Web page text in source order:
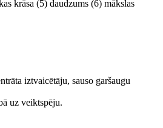
krāsa (5) daudzums (6) mākslas
iztvaicētāju, sauso garšaugu
uz veiktspēju.